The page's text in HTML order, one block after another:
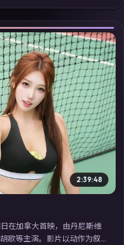
在线追剧体验。
2:39:48
在加拿大首映，由丹尼斯·维
歌等主演。影片以动作为叙